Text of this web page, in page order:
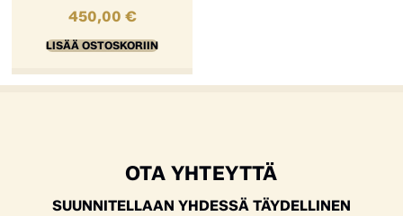
450,00 €
LISÄÄ OSTOSKORIIN
OTA YHTEYTTÄ
SUUNNITELLAAN YHDESSÄ TÄYDELLINEN